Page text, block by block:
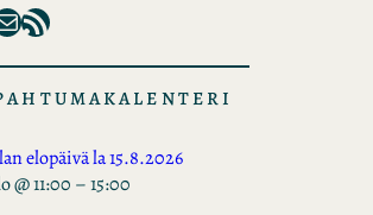
RSS Feed
elopäivä la 15.8.2026
@ 11:00 –15:00